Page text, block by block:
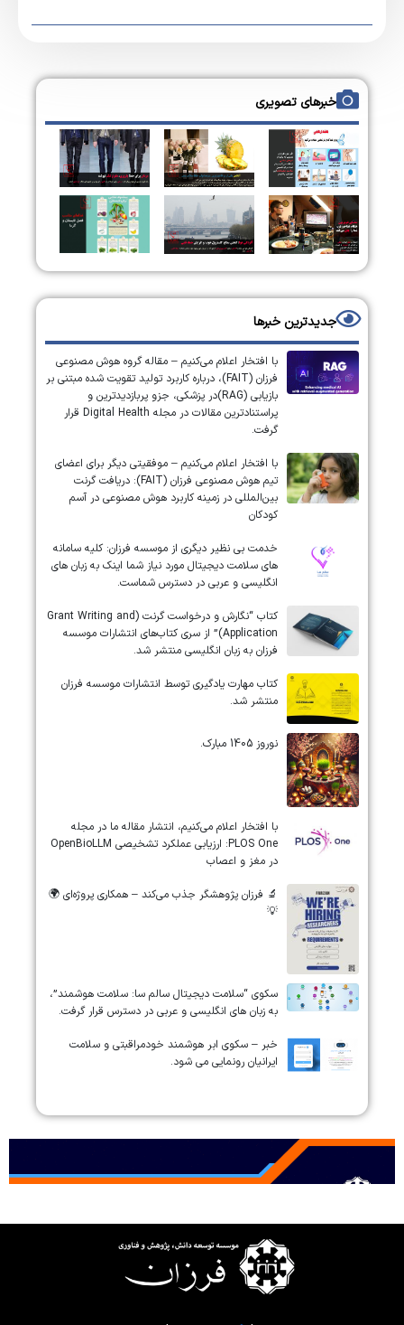
خبرهای تصویری
جدیدترین خبرها
با افتخار اعلام می‌کنیم – مقاله گروه هوش مصنوعی
فرزان (FAIT)، درباره کاربرد تولید تقویت شده مبتنی بر
بازیابی (RAG)در پزشکی، جزو پربازدیدترین و
پراستنادترین مقالات در مجله Digital Health قرار
گرفت.
با افتخار اعلام می‌کنیم – موفقیتی دیگر برای اعضای
تیم هوش مصنوعی فرزان (FAIT): دریافت گرنت
بین‌المللی در زمینه کاربرد هوش مصنوعی در آسم
کودکان
خدمت بی نظیر دیگری از موسسه فرزان: کلیه سامانه
های سلامت دیجیتال مورد نیاز شما اینک به زبان های
انگلیسی و عربی در دسترس شماست.
کتاب “نگارش و درخواست گرنت (Grant Writing and
Application)” از سری کتاب‌های انتشارات موسسه
فرزان به زبان انگلیسی منتشر شد.
کتاب مهارت یادگیری توسط انتشارات موسسه فرزان
منتشر شد.
نوروز 1405 مبارک.
‏‏‏با افتخار اعلام می‌کنیم، انتشار مقاله ما در مجله
‎PLOS One‎: ارزیابی عملکرد تشخیصی ‎OpenBioLLM‎
در مغز و اعصاب
🔬 فرزان پژوهشگر جذب می‌کند – همکاری پروژه‌ای 🌍
💡
سکوی “سلامت دیجیتال سالم سا: سلامت هوشمند”،
به زبان های انگلیسی و عربی در دسترس قرار گرفت.
خبر – سکوی ابر هوشمند خودمراقبتی و سلامت
ایرانیان رونمایی می شود.